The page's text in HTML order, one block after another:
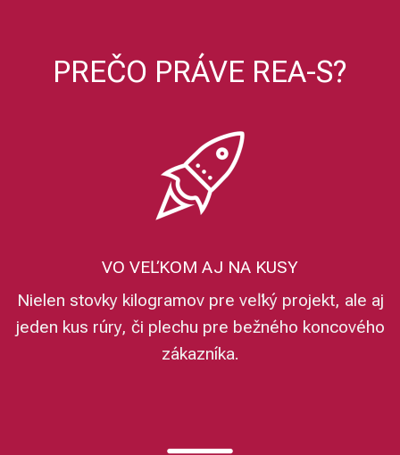
PREČO PRÁVE REA-S?
VO VEĽKOM AJ NA KUSY
Nielen stovky kilogramov pre veľký projekt, ale aj
jeden kus rúry, či plechu pre bežného koncového
zákazníka.